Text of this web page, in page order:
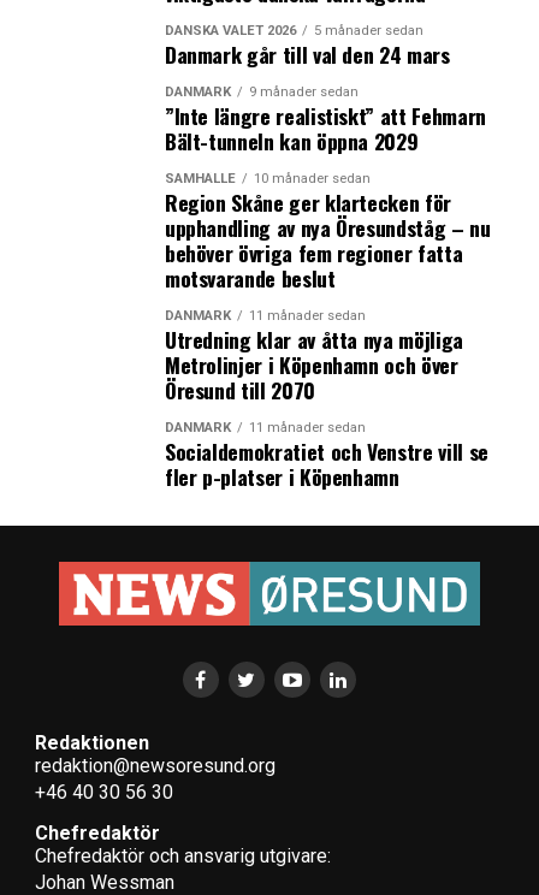
DANSKA VALET 2026 5 månader sedan
Danmark går till val den 24 mars
DANMARK 9 månader sedan
”Inte längre realistiskt” att Fehmarn
Bält-tunneln kan öppna 2029
SAMHÄLLE 10 månader sedan
Region Skåne ger klartecken för
upphandling av nya Öresundståg – nu
behöver övriga fem regioner fatta
motsvarande beslut
DANMARK 11 månader sedan
Utredning klar av åtta nya möjliga
Metrolinjer i Köpenhamn och över
Öresund till 2070
DANMARK 11 månader sedan
Socialdemokratiet och Venstre vill se
fler p-platser i Köpenhamn
Redaktionen
redaktion@newsoresund.org
+46 40 30 56 30
Chefredaktör
Chefredaktör och ansvarig utgivare:
Johan Wessman